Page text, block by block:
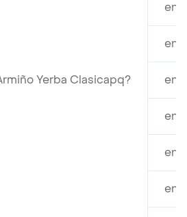
Yerba Clasicapq?
en
en
en
en
en
en